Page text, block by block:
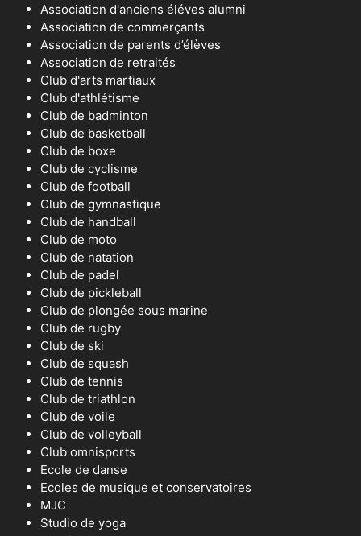
Association d'anciens éléves alumni
Association de commerçants
Association de parents d’élèves
Association de retraités
Club d'arts martiaux
Club d'athlétisme
Club de badminton
Club de basketball
Club de boxe
Club de cyclisme
Club de football
Club de gymnastique
Club de handball
Club de moto
Club de natation
Club de padel
Club de pickleball
Club de plongée sous marine
Club de rugby
Club de ski
Club de squash
Club de tennis
Club de triathlon
Club de voile
Club de volleyball
Club omnisports
Ecole de danse
Ecoles de musique et conservatoires
MJC
Studio de yoga